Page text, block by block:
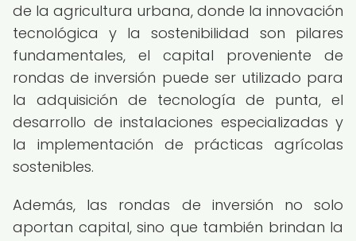
de la agricultura urbana, donde la innovación
tecnológica y la sostenibilidad son pilares
fundamentales, el capital proveniente de
rondas de inversión puede ser utilizado para
la adquisición de tecnología de punta, el
desarrollo de instalaciones especializadas y
la implementación de prácticas agrícolas
sostenibles.
Además, las rondas de inversión no solo
aportan capital, sino que también brindan la